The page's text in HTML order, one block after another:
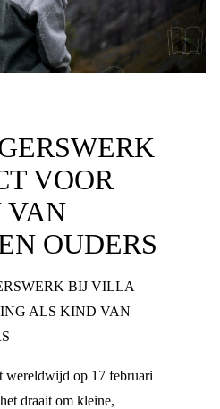
VOOR
VAN
OUDERS
BIJ VILLA
ALS KIND VAN
op 17 februari
draait om kleine,